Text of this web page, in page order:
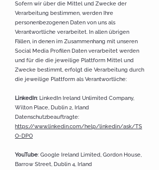
Sofern wir über die Mittel und Zwecke der
Verarbeitung bestimmen, werden Ihre
personenbezogenen Daten von uns als
Verantwortliche verarbeitet. In allen übrigen
Fällen, in denen im Zusammenhang mit unseren
Social Media Profilen Daten verarbeitet werden
und für die die jeweilige Plattform Mittel und
Zwecke bestimmt, erfolgt die Verarbeitung durch
die jeweilige Plattform als Verantwortliche:
LinkedIn: LinkedIn Ireland Unlimited Company,
Wilton Place, Dublin 2, Irland
Datenschutzbeauftragte:
https://www.linkedin.com/help/linkedin/ask/TS
O-DPO
YouTube: Google Ireland Limited, Gordon House,
Barrow Street, Dublin 4, Irland